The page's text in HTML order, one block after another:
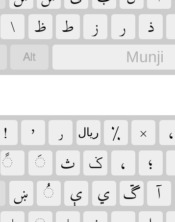
‏ ‏ ‏ ‏ ‏ ‏
‏ Munji
‏ ‏ ‏ ‏ریال ‏ ‏ ‏
‏ ‏ ‏ݢ ‏ ‏
‏ ‏ ‏ ‏ ‏ ‏